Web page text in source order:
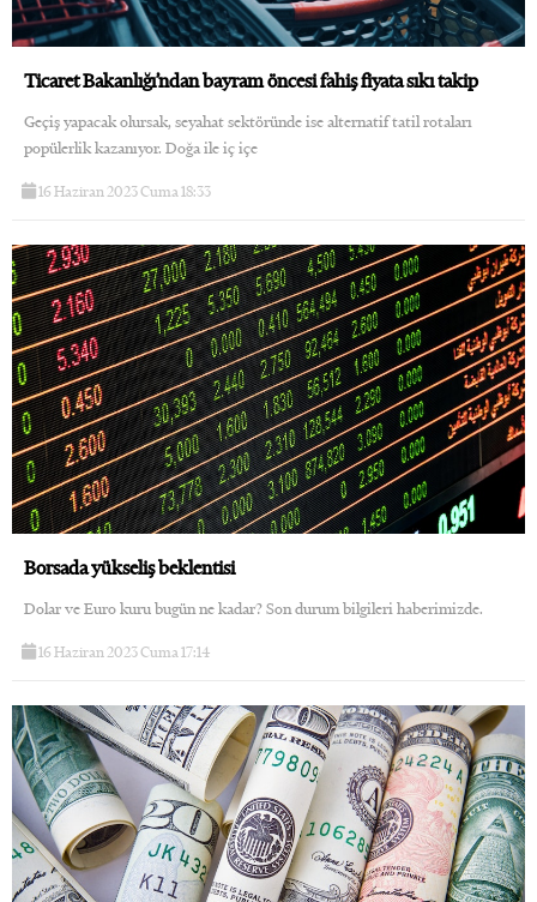
Ticaret Bakanlığı’ndan bayram öncesi fahiş fiyata sıkı takip
Geçiş yapacak olursak, seyahat sektöründe ise alternatif tatil rotaları
popülerlik kazanıyor. Doğa ile iç içe
16 Haziran 2023 Cuma 18:33
Borsada yükseliş beklentisi
Dolar ve Euro kuru bugün ne kadar? Son durum bilgileri haberimizde.
16 Haziran 2023 Cuma 17:14